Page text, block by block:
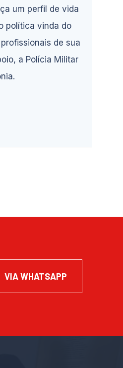
um perfil de vida
política vinda do
de sua
a Polícia Militar
VIA WHATSAPP